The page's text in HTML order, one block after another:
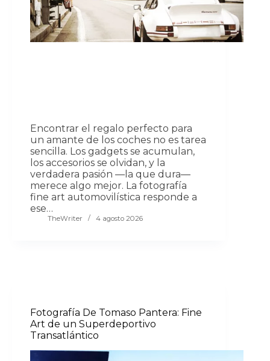
Encontrar el regalo perfecto para
un amante de los coches no es tarea
sencilla. Los gadgets se acumulan,
los accesorios se olvidan, y la
verdadera pasión —la que dura—
merece algo mejor. La fotografía
fine art automovilística responde a
ese…
TheWriter 4 agosto 2026
Fotografía De Tomaso Pantera: Fine
Art de un Superdeportivo
Transatlántico